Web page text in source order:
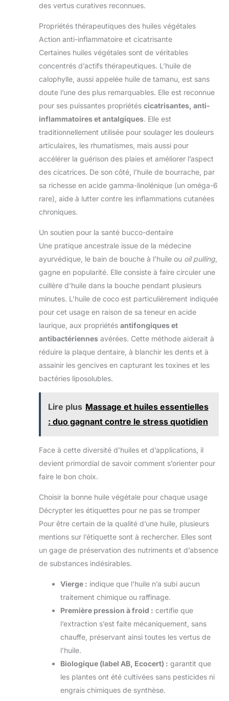
des vertus curatives reconnues.
Propriétés thérapeutiques des huiles végétales
Action anti-inflammatoire et cicatrisante
Certaines huiles végétales sont de véritables
concentrés d’actifs thérapeutiques. L’huile de
calophylle, aussi appelée huile de tamanu, est sans
doute l’une des plus remarquables. Elle est reconnue
pour ses puissantes propriétés cicatrisantes, anti-
inflammatoires et antalgiques. Elle est
traditionnellement utilisée pour soulager les douleurs
articulaires, les rhumatismes, mais aussi pour
accélérer la guérison des plaies et améliorer l’aspect
des cicatrices. De son côté, l’huile de bourrache, par
sa richesse en acide gamma-linolénique (un oméga-6
rare), aide à lutter contre les inflammations cutanées
chroniques.
Un soutien pour la santé bucco-dentaire
Une pratique ancestrale issue de la médecine
ayurvédique, le bain de bouche à l’huile ou oil pulling,
gagne en popularité. Elle consiste à faire circuler une
cuillère d’huile dans la bouche pendant plusieurs
minutes. L’huile de coco est particulièrement indiquée
pour cet usage en raison de sa teneur en acide
laurique, aux propriétés antifongiques et
antibactériennes avérées. Cette méthode aiderait à
réduire la plaque dentaire, à blanchir les dents et à
assainir les gencives en capturant les toxines et les
bactéries liposolubles.
Lire plus Massage et huiles essentielles
: duo gagnant contre le stress quotidien
Face à cette diversité d’huiles et d’applications, il
devient primordial de savoir comment s’orienter pour
faire le bon choix.
Choisir la bonne huile végétale pour chaque usage
Décrypter les étiquettes pour ne pas se tromper
Pour être certain de la qualité d’une huile, plusieurs
mentions sur l’étiquette sont à rechercher. Elles sont
un gage de préservation des nutriments et d’absence
de substances indésirables.
Vierge : indique que l’huile n’a subi aucun
traitement chimique ou raffinage.
Première pression à froid : certifie que
l’extraction s’est faite mécaniquement, sans
chauffe, préservant ainsi toutes les vertus de
l’huile.
Biologique (label AB, Ecocert) : garantit que
les plantes ont été cultivées sans pesticides ni
engrais chimiques de synthèse.